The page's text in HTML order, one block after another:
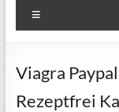
Viagra
Rezeptfrei